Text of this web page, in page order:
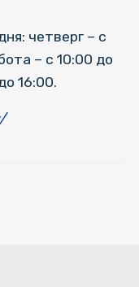
четверг – с
– с 10:00 до
16:00.